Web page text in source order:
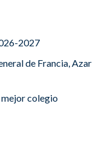
2027
de Francia, Azar
mejor colegio